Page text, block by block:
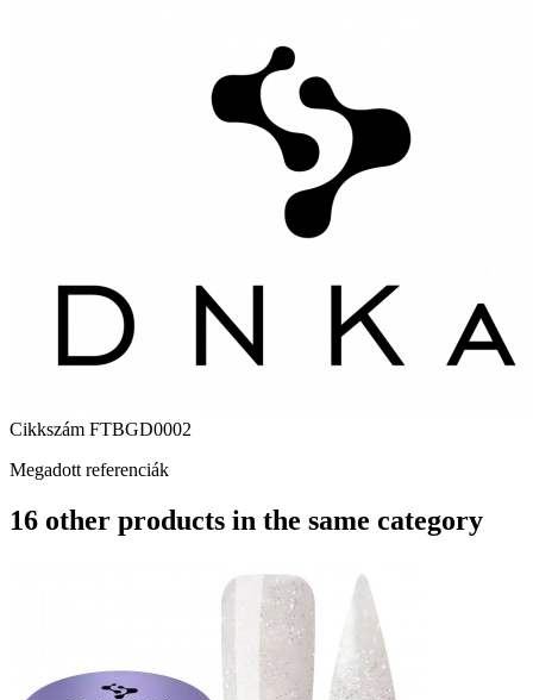
Cikkszám FTBGD0002
Megadott referenciák
16 other products in the same category